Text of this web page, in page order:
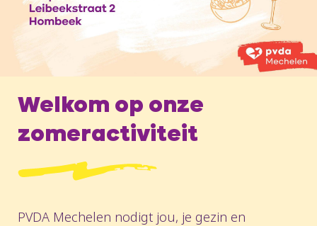
Welkom op onze
zomeractiviteit
PVDA Mechelen nodigt jou, je gezin en